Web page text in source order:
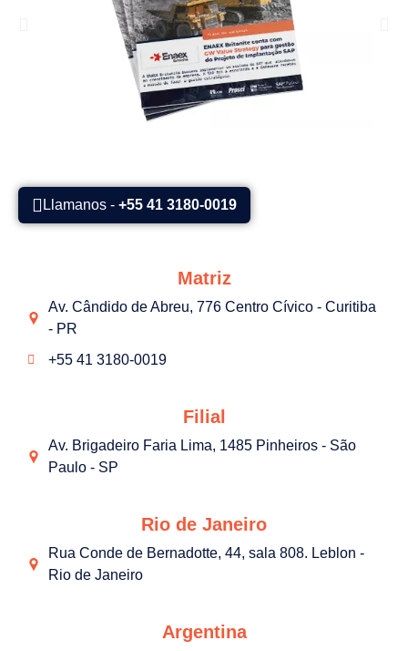
Llamanos - +55 41 3180-0019
Matriz
Av. Cândido de Abreu, 776 Centro Cívico - Curitiba
- PR
+55 41 3180-0019
Filial
Av. Brigadeiro Faria Lima, 1485 Pinheiros - São
Paulo - SP
Rio de Janeiro
Rua Conde de Bernadotte, 44, sala 808. Leblon -
Rio de Janeiro
Argentina